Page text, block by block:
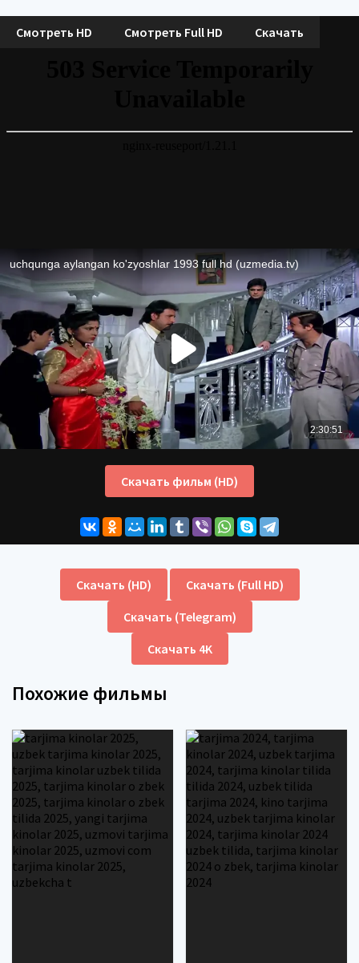
Смотреть HD Смотреть Full HD Скачать
Скачать фильм (HD)
Скачать (HD)
Скачать (Full HD)
Скачать (Telegram)
Скачать 4K
Похожие фильмы